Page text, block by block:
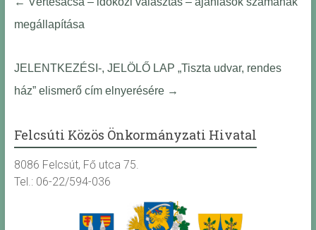
megállapítása
JELENTKEZÉSI-, JELÖLŐ LAP „Tiszta udvar, rendes
ház” elismerő cím elnyerésére →
Felcsúti Közös Önkormányzati Hivatal
8086 Felcsút, Fő utca 75.
Tel.: 06-22/594-036